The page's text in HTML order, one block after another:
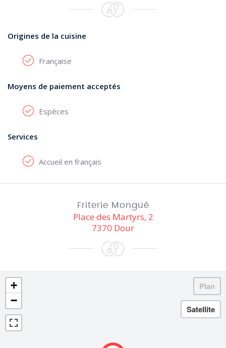
Origines de la cuisine
Française
Moyens de paiement acceptés
Espèces
Services
Accueil en français
Friterie Mongué
Place des Martyrs, 2
7370 Dour
+
−